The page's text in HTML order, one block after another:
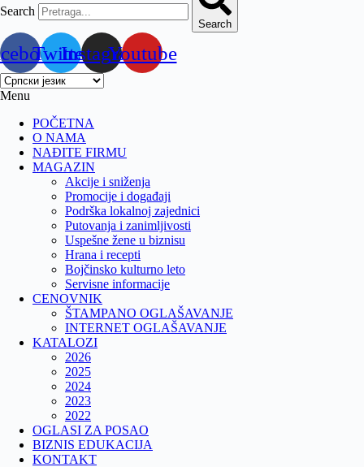
Search
Search
TwitterInstagramYoutube
Menu
POČETNA
O NAMA
NAĐITE FIRMU
MAGAZIN
Akcije i sniženja
Promocije i događaji
Podrška lokalnoj zajednici
Putovanja i zanimljivosti
Uspešne žene u biznisu
Hrana i recepti
Bojčinsko kulturno leto
Servisne informacije
CENOVNIK
ŠTAMPANO OGLAŠAVANJE
INTERNET OGLAŠAVANJE
KATALOZI
2026
2025
2024
2023
2022
OGLASI ZA POSAO
BIZNIS EDUKACIJA
KONTAKT